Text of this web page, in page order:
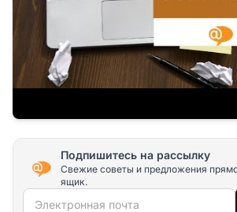
Подпишитесь на рассылку
Свежие советы и предложения
ящик.
Электронная почта